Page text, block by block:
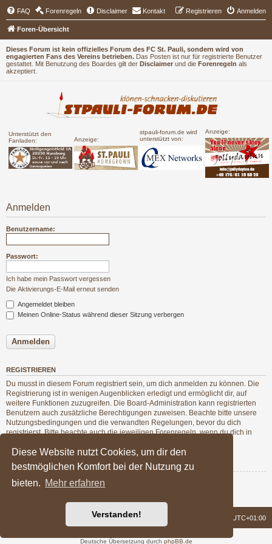
Diese Website nutzt Cookies, um dir den
bestmöglichen Komfort bei der Nutzung zu
bieten. Mehr erfahren
Verstanden!
Dieses Forum ist kein offizielles Forum des FC St. Pauli, sondern wird von
engagierten Fans des Vereins betrieben. Das Posten ist nur für registrierte Benutzer
gestattet. Mit Benutzung des Boardes gilt der Disclaimer und die Forenregeln als
akzeptiert.
Unterstützt den
Fanladen:
Anzeige:
stpauli-forum.de wird
unterstützt von:
Anzeige:
FAQ Forenregeln Disclaimer Kontakt Anmelden
Registrieren
Foren-Übersicht
Anmelden
Benutzername:
Passwort:
Ich habe mein Passwort vergessen
Die Aktivierungs-E-Mail erneut senden
Angemeldet bleiben
Meinen Online-Status während dieser Sitzung verbergen
REGISTRIEREN
Du musst in diesem Forum registriert sein, um dich anmelden zu können. Die
Registrierung ist in wenigen Augenblicken erledigt und ermöglicht dir, auf
weitere Funktionen zuzugreifen. Die Board-Administration kann registrierten
Benutzern auch zusätzliche Berechtigungen zuweisen. Beachte bitte unsere
Nutzungsbedingungen und die verwandten Regelungen, bevor du dich
registrierst. Bitte beachte auch die jeweiligen Forenregeln, wenn du dich in
Datenschutzerklärung
Registrieren
UTC+01:00
Deutsche Übersetzung durch phpBB.de